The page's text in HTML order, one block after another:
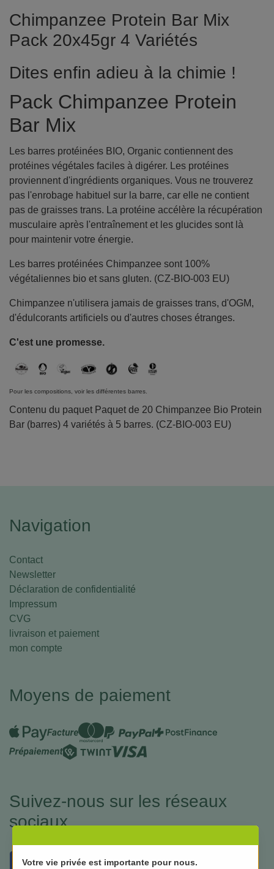
Chimpanzee Protein Bar Mix
Pack 20x45gr 4 Variétés
Dites enfin adieu à la chimie !
Pack Chimpanzee Protein
Bar Mix
Les barres protéinées BIO, Organic contiennent des
protéines végétales faciles à digérer. Les protéines
proviennent d'ingrédients organiques. Vous ne trouverez
pas l'enrobage habituel sur la barre, car elle ne contient
pas de graisses trans. La protéine accélère la récupération
musculaire après l'entraînement et les glucides sont là
pour maintenir votre énergie.
Les barres protéinées Chimpanzee sont 100%
végétaliennes bio et sans gluten. (CZ-BIO-003 EU)
Chimpanzee n'utilisera jamais de graisses trans, d'OGM,
d'édulcorants artificiels ou d'autres choses étranges.
C'est une promesse.
Pour les compositions, voir les différentes barres.
Contenu du paquet Paquet de 20 Chimpanzee Bio Protein
Bar (barres) 4 variétés à 5 barres. (CZ-BIO-003 EU)
Navigation
Contact
Newsletter
Déclaration de confidentialité
Impressum
CVG
livraison et paiement
mon compte
Moyens de paiement
Suivez-nous sur les réseaux
sociaux
Votre vie privée est importante pour nous.